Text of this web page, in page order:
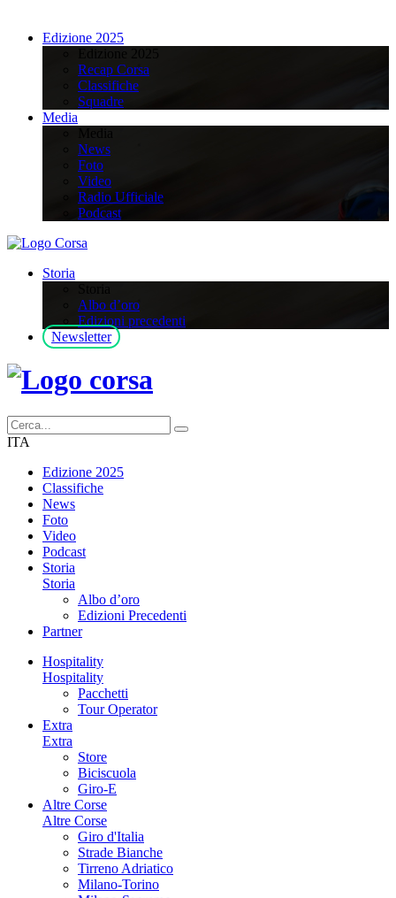
Edizione 2025
Recap Corsa
Classifiche
Squadre
Media
News
Foto
Video
Radio Ufficiale
Podcast
Storia
Albo d’oro
Edizioni precedenti
Newsletter
ITA
Edizione 2025
Classifiche
News
Foto
Video
Podcast
Storia
Storia
Albo d’oro
Edizioni Precedenti
Partner
Hospitality
Hospitality
Pacchetti
Tour Operator
Extra
Extra
Store
Biciscuola
Giro-E
Altre Corse
Altre Corse
Giro d'Italia
Strade Bianche
Tirreno Adriatico
Milano-Torino